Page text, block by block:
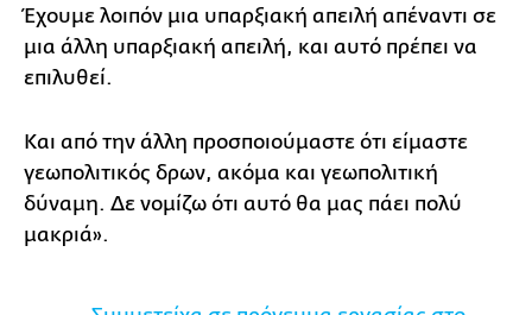
Έχουμε λοιπόν μια υπαρξιακή απειλή απέναντι σε
μια άλλη υπαρξιακή απειλή, και αυτό πρέπει να
επιλυθεί.
Και από την άλλη προσποιούμαστε ότι είμαστε
γεωπολιτικός δρων, ακόμα και γεωπολιτική
δύναμη. Δε νομίζω ότι αυτό θα μας πάει πολύ
μακριά».